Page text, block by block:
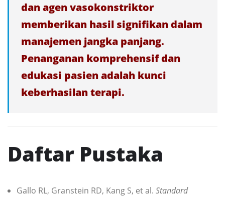
dan agen vasokonstriktor
memberikan hasil signifikan dalam
manajemen jangka panjang.
Penanganan komprehensif dan
edukasi pasien adalah kunci
keberhasilan terapi.
Daftar Pustaka
Gallo RL, Granstein RD, Kang S, et al. Standard